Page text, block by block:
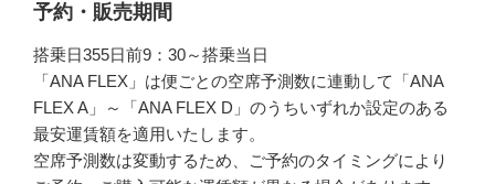
予約・販売期間
搭乗日355日前9：30～搭乗当日
「ANA FLEX」は便ごとの空席予測数に連動して「ANA
FLEX A」～「ANA FLEX D」のうちいずれか設定のある
最安運賃額を適用いたします。
空席予測数は変動するため、ご予約のタイミングにより